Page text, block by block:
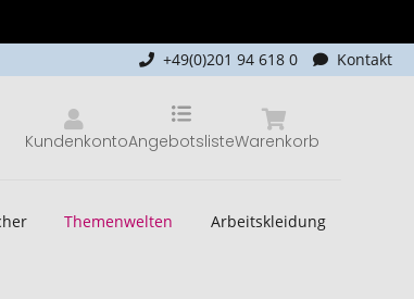
+49(0)201 94 618 0 Kontakt
Kundenkonto Warenkorb
Angebotsliste
Themenwelten Arbeitskleidung